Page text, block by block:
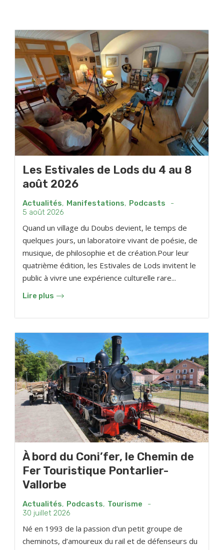
Les Estivales de Lods du 4 au 8
août 2026
Actualités, Manifestations, Podcasts
-
5 août 2026
Quand un village du Doubs devient, le temps de
quelques jours, un laboratoire vivant de poésie, de
musique, de philosophie et de création.Pour leur
quatrième édition, les Estivales de Lods invitent le
public à vivre une expérience culturelle rare...
Lire plus
À bord du Coni’fer, le Chemin de
Fer Touristique Pontarlier-
Vallorbe
Actualités, Podcasts, Tourisme
-
30 juillet 2026
Né en 1993 de la passion d’un petit groupe de
cheminots, d’amoureux du rail et de défenseurs du